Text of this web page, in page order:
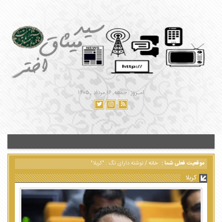
امـروز : جمعه, ۱۶ مرداد , ۱۴۰۵
موقعیت فعلی شما : خانه/نوشته دارای تگ : "کربلا"
کربلا